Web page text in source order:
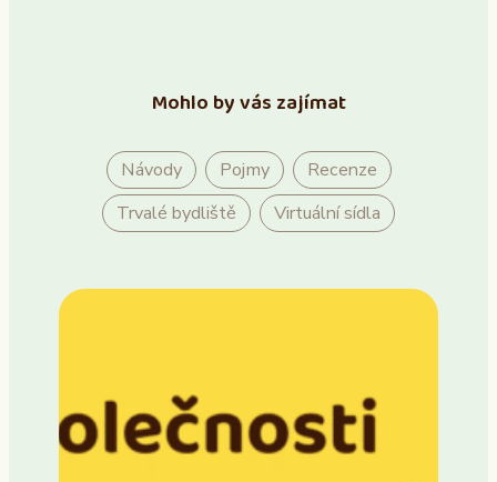
Mohlo by vás zajímat
Návody Pojmy
Recenze
Trvalé bydliště
Virtuální sídla